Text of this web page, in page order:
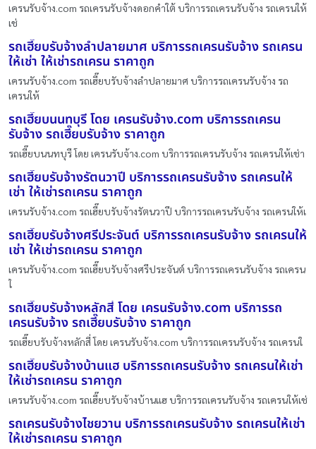
เครนรับจ้าง.com รถเครนรับจ้างดอกคำใต้ บริการรถเครนรับจ้าง รถเครนให้
เช่
รถเฮี๊ยบรับจ้างลำปลายมาศ บริการรถเครนรับจ้าง รถเครน
ให้เช่า ให้เช่ารถเครน ราคาถูก
เครนรับจ้าง.com รถเฮี๊ยบรับจ้างลำปลายมาศ บริการรถเครนรับจ้าง รถ
เครนให้
รถเฮี๊ยบนนทบุรี โดย เครนรับจ้าง.com บริการรถเครน
รับจ้าง รถเฮี๊ยบรับจ้าง ราคาถูก
รถเฮี๊ยบนนทบุรี โดย เครนรับจ้าง.com บริการรถเครนรับจ้าง รถเครนให้เช่า
รถเฮี๊ยบรับจ้างรัตนวาปี บริการรถเครนรับจ้าง รถเครนให้
เช่า ให้เช่ารถเครน ราคาถูก
เครนรับจ้าง.com รถเฮี๊ยบรับจ้างรัตนวาปี บริการรถเครนรับจ้าง รถเครนให้เ
รถเฮี๊ยบรับจ้างศรีประจันต์ บริการรถเครนรับจ้าง รถเครนให้
เช่า ให้เช่ารถเครน ราคาถูก
เครนรับจ้าง.com รถเฮี๊ยบรับจ้างศรีประจันต์ บริการรถเครนรับจ้าง รถเครน
ใ
รถเฮี๊ยบรับจ้างหลักสี่ โดย เครนรับจ้าง.com บริการรถ
เครนรับจ้าง รถเฮี๊ยบรับจ้าง ราคาถูก
รถเฮี๊ยบรับจ้างหลักสี่ โดย เครนรับจ้าง.com บริการรถเครนรับจ้าง รถเครนใ
รถเฮี๊ยบรับจ้างบ้านแฮ บริการรถเครนรับจ้าง รถเครนให้เช่า
ให้เช่ารถเครน ราคาถูก
เครนรับจ้าง.com รถเฮี๊ยบรับจ้างบ้านแฮ บริการรถเครนรับจ้าง รถเครนให้เช่
รถเครนรับจ้างไชยวาน บริการรถเครนรับจ้าง รถเครนให้เช่า
ให้เช่ารถเครน ราคาถูก